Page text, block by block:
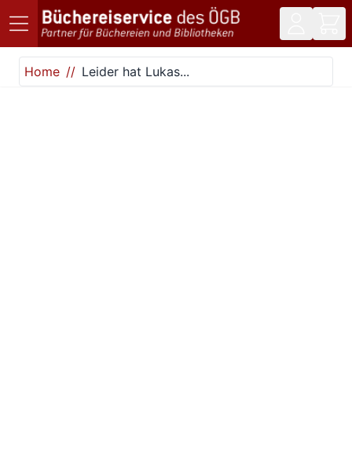
Direkt zum Inhalt
Home
Leider hat Lukas...